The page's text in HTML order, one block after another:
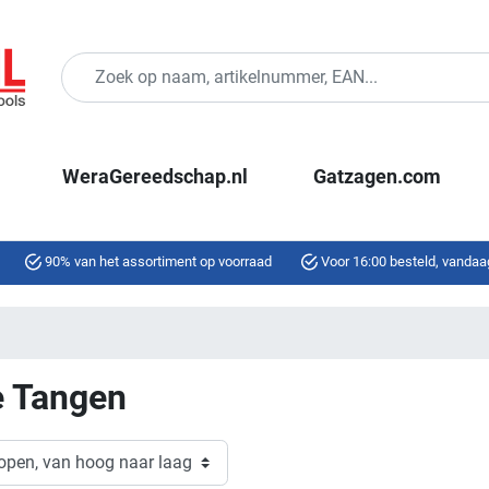
WeraGereedschap.nl Gatzagen.com
90% van het assortiment op voorraad Voor 16:00 besteld,
Tangen